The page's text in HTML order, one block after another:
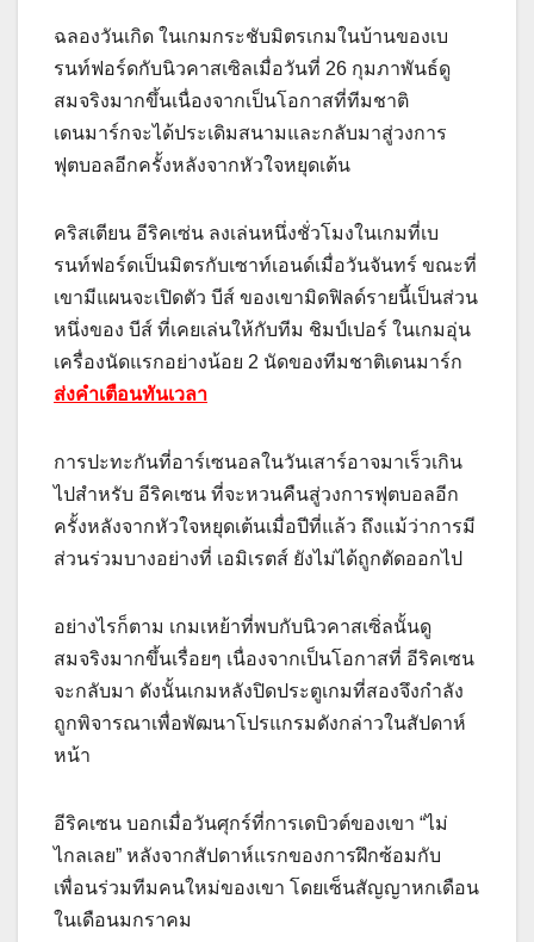
ฉลองวันเกิด ในเกมกระชับมิตรเกมในบ้านของเบ
รนท์ฟอร์ดกับนิวคาสเซิลเมื่อวันที่ 26 กุมภาพันธ์ดู
สมจริงมากขึ้นเนื่องจากเป็นโอกาสที่ทีมชาติ
เดนมาร์กจะได้ประเดิมสนามและกลับมาสู่วงการ
ฟุตบอลอีกครั้งหลังจากหัวใจหยุดเต้น
คริสเตียน อีริคเซ่น ลงเล่นหนึ่งชั่วโมงในเกมที่เบ
รนท์ฟอร์ดเป็นมิตรกับเซาท์เอนด์เมื่อวันจันทร์ ขณะที่
เขามีแผนจะเปิดตัว บีส์ ของเขามิดฟิลด์รายนี้เป็นส่วน
หนึ่งของ บีส์ ที่เคยเล่นให้กับทีม ชิมป์เปอร์ ในเกมอุ่น
เครื่องนัดแรกอย่างน้อย 2 นัดของทีมชาติเดนมาร์ก
ส่งคำเตือนทันเวลา
การปะทะกันที่อาร์เซนอลในวันเสาร์อาจมาเร็วเกิน
ไปสำหรับ อีริคเซน ที่จะหวนคืนสู่วงการฟุตบอลอีก
ครั้งหลังจากหัวใจหยุดเต้นเมื่อปีที่แล้ว ถึงแม้ว่าการมี
ส่วนร่วมบางอย่างที่ เอมิเรตส์ ยังไม่ได้ถูกตัดออกไป
อย่างไรก็ตาม เกมเหย้าที่พบกับนิวคาสเซิ่ลนั้นดู
สมจริงมากขึ้นเรื่อยๆ เนื่องจากเป็นโอกาสที่ อีริคเซน
จะกลับมา ดังนั้นเกมหลังปิดประตูเกมที่สองจึงกำลัง
ถูกพิจารณาเพื่อพัฒนาโปรแกรมดังกล่าวในสัปดาห์
หน้า
อีริคเซน บอกเมื่อวันศุกร์ที่การเดบิวต์ของเขา “ไม่
ไกลเลย” หลังจากสัปดาห์แรกของการฝึกซ้อมกับ
เพื่อนร่วมทีมคนใหม่ของเขา โดยเซ็นสัญญาหกเดือน
ในเดือนมกราคม